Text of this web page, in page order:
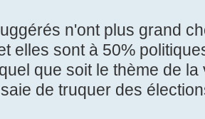
n'ont plus grand
elles sont à 50%
que soit le thème de
de truquer des